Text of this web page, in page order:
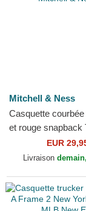
Mitchell & Ness
Casquette
et rouge snapback
Tone 2.0 Pro
NBA Mitchell &
EUR
Livraison